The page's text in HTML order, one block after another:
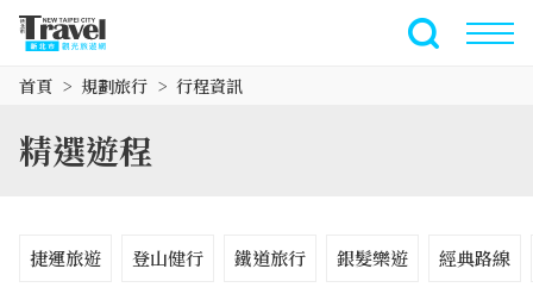
全文檢索
首頁 規劃旅行 行程資訊
精選遊程
捷運旅遊 登山健行 鐵道旅行 銀髮樂遊 經典路線